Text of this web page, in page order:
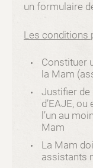
un formulaire
Les conditions
Constituer
la Mam
Justifier de
d’EAJE,
l’un au
Mam
La Mam
assistants